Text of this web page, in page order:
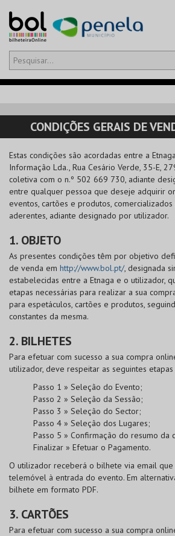
Olá,iniciar sessão
CARRINHO
EVENTOS
CARTÕES
PRODUTOS
CONDIÇÕES GERAIS DE
Estas condições são acordadas entre a
Informação Lda., Rua Cesário Verde, 35-E,
coletiva com o n.º 502 669 730, adiante
entre qualquer pessoa que deseje adquirir
eventos, cartões e produtos,
aderentes, adiante designado por utilizador.
1. OBJETO
As presentes condições têm por objetivo
de venda em http://www.bol.pt/, designada
estabelecidas entre a Etnaga e o utilizador,
etapas necessárias para realizar a sua
para espetáculos, cartões e produtos,
constantes da mesma.
2. BILHETES
Para efetuar com sucesso a sua compra
utilizador, deve respeitar as seguintes
Passo 1 » Seleção do Evento;
Passo 2 » Seleção da Sessão;
Passo 3 » Seleção do Sector;
Passo 4 » Seleção dos Lugares;
Passo 5 » Confirmação do resumo da
Finalizar » Efetuar o Pagamento.
O utilizador receberá o bilhete via email
telemóvel à entrada do evento. Em
bilhete em formato PDF.
3. CARTÕES
Para efetuar com sucesso a sua compra